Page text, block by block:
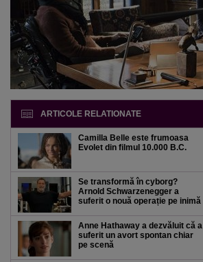
ARTICOLE RELATIONATE
Camilla Belle este frumoasa
Evolet din filmul 10.000 B.C.
Se transformă în cyborg?
Arnold Schwarzenegger a
suferit o nouă operație pe inimă
Anne Hathaway a dezvăluit că a
suferit un avort spontan chiar
pe scenă